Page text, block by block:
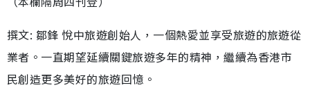
撰文: 鄒鋒 悅中旅遊創始人，一個熱愛並享受旅遊的旅遊從
業者。一直期望延續關鍵旅遊多年的精神，繼續為香港市
民創造更多美好的旅遊回憶。